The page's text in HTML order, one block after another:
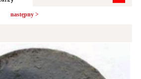
następny >